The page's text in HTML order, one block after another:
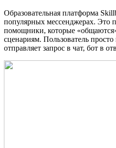
Образовательная платформа
популярных мессенджерах. Это
помощники, которые
сценариям. Пользователь
отправляет запрос в чат, бот в